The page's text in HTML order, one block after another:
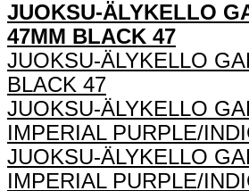
JUOKSU-ÄLYKELLO
47MM BLACK 47
JUOKSU-ÄLYKELLO
BLACK 47
JUOKSU-ÄLYKELLO
IMPERIAL PURPLE/
JUOKSU-ÄLYKELLO
IMPERIAL PURPLE/